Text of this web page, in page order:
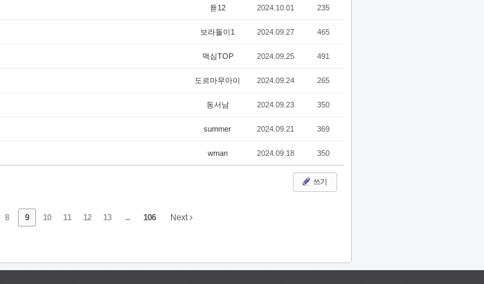
됻12 2024.10.01 235
보라돌이1 2024.09.27 465
맥심TOP 2024.09.25 491
도르마무아이 2024.09.24 265
동서남 2024.09.23 350
summer 2024.09.21 369
wman 2024.09.18 350
쓰기
8 9 10 11 12 13 ... 106 Next